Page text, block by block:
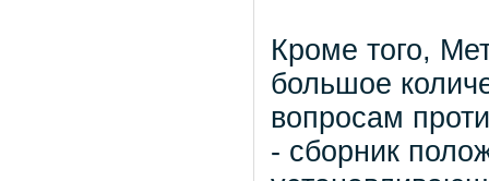
Кроме того,
большое
вопросам
- сборник